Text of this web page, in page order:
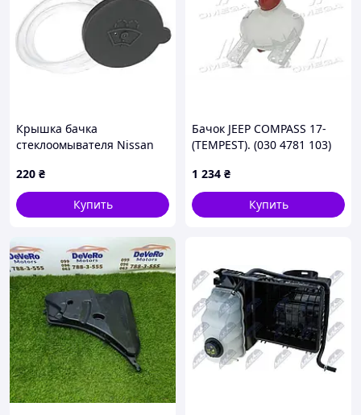
Крышка бачка
стеклоомывателя Nissan
В комплекте – 50 см
прозрачная трубка
220 ₴
Купить
Бачок JEEP COMPASS 17-
(TEMPEST). (030 4781 103)
1 234 ₴
Купить